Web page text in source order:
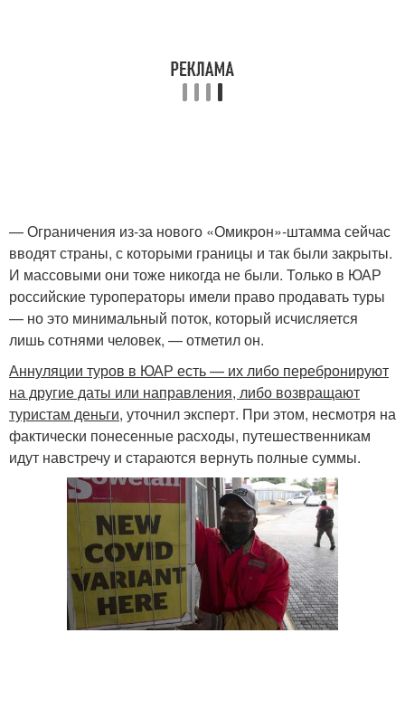
— Ограничения из-за нового «Омикрон»-штамма сейчас
вводят страны, с которыми границы и так были закрыты.
И массовыми они тоже никогда не были. Только в ЮАР
российские туроператоры имели право продавать туры
— но это минимальный поток, который исчисляется
лишь сотнями человек, — отметил он.
Аннуляции туров в ЮАР есть — их либо перебронируют
на другие даты или направления, либо возвращают
туристам деньги, уточнил эксперт. При этом, несмотря на
фактически понесенные расходы, путешественникам
идут навстречу и стараются вернуть полные суммы.